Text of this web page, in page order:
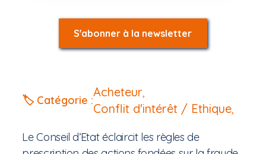
🏷️ Catégorie :
Acheteur,
Conflit d'intérêt / Ethique,
Le Conseil d’Etat éclaircit les règles de
S'abonner à la newsletter